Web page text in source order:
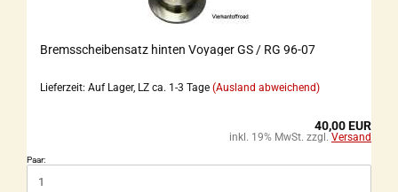
Bremsscheibensatz hinten Voyager GS / RG 96-07
Lieferzeit: Auf Lager, LZ ca. 1-3 Tage (Ausland abweichend)
40,00 EUR
inkl. 19% MwSt. zzgl. Versand
Paar: